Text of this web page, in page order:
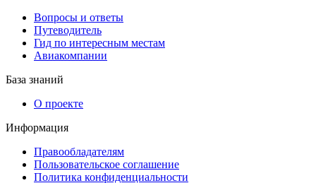
Вопросы и ответы
Путеводитель
Гид по интересным местам
Авиакомпании
База знаний
О проекте
Информация
Правообладателям
Пользовательское соглашение
Политика конфиденциальности